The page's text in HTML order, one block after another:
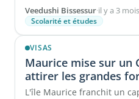
ont ...
Veedushi Bissessur·il y a 3 mois
Scolarité et études
VISAS
Maurice mise sur un
attirer les grandes
L'île Maurice franchit un